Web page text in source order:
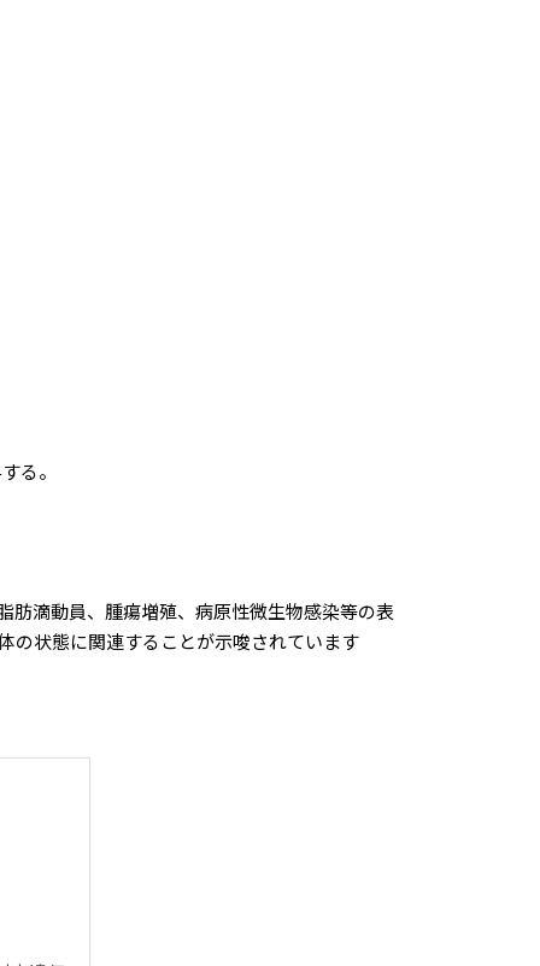
る。
肪滴動員、腫瘍増殖、病原性微生物感染等の表
の状態に関連することが示唆されています